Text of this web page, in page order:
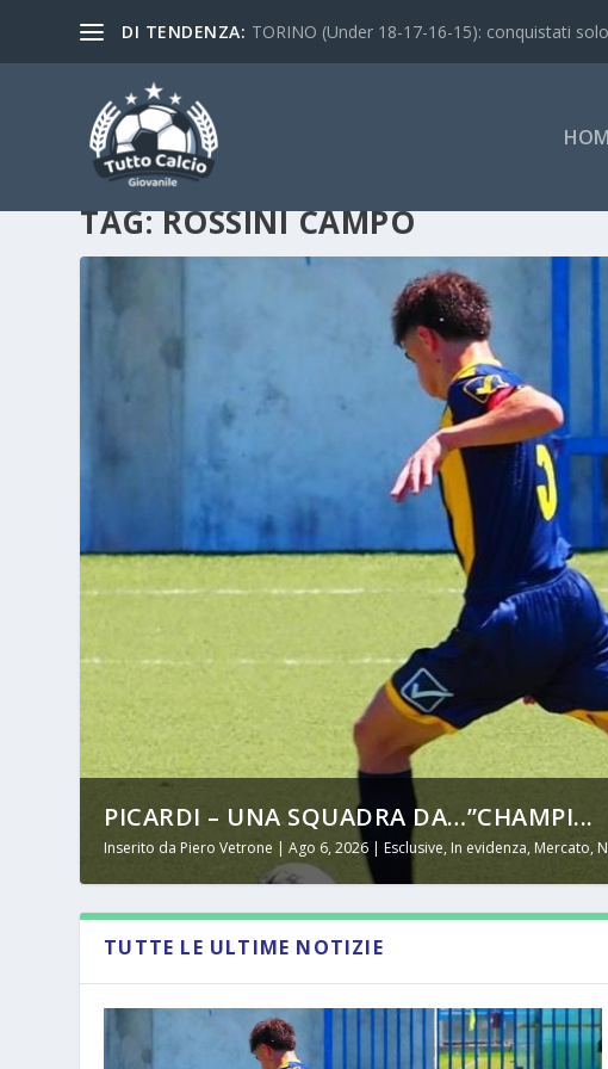
DI TENDENZA: TORINO (Under 18-17-16-15): conquistati
TAG:ROSSINI CAMPO
PICARDI – UNA SQUADRA DA…”CHAMPI...
Inserito da Piero Vetrone |Ago 6, 2026 |Esclusive,In evidenza, Mercato,
TUTTE LE ULTIME NOTIZIE